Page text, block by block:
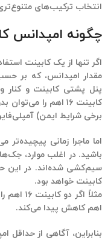
انتخاب ترکیب‌های متنوع‌تری
چگونه امپدانس
اگر تنها از یک کابینت
پنل پشتی کابینت و کنار
برخی شرایط ایمن)
اما ماجرا زمانی
باشید. در اغلب موارد،
سیم‌کشی شده‌اند. در این
کابینت خواهد بود.
اهم کاهش پیدا می‌کند.
بنابراین، آگاهی ازحداقل